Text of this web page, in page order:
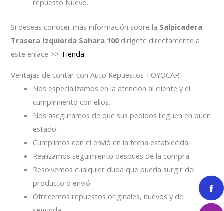
repuesto Nuevo.
Si deseas conocer más información sobre la Salpicadera
Trasera Izquierda Sahara 100dirígete directamente a
este enlace >> Tienda
Ventajas de contar con Auto Repuestos TOYOCAR
Nos especializamos en la atención al cliente y el
cumplimiento con ellos.
Nos aseguramos de que sus pedidos lleguen en buen
estado.
Cumplimos con el envió en la fecha establecida.
Realizamos seguimiento después de la compra.
Resolvemos cualquier duda que pueda surgir del
producto o envió.
Ofrecemos repuestos originales, nuevos y de